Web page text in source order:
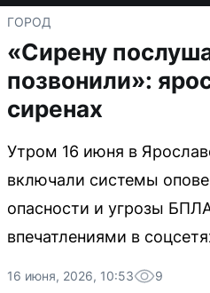
ГОРОД
«Сирену
позвонили»:
сиренах
Утром 16 июня в
включали системы
опасности и угрозы
впечатлениями в
16 июня, 2026, 10:53 9